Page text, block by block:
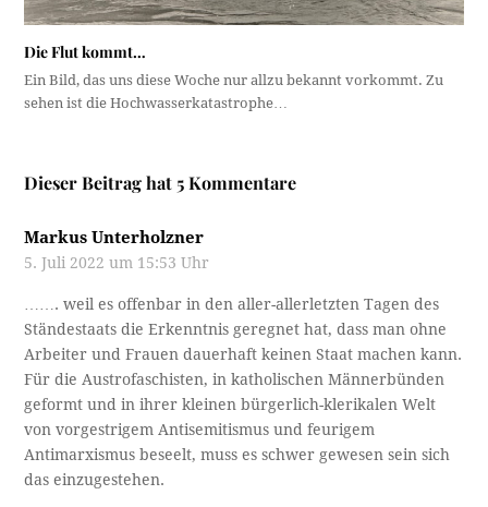
Die Flut kommt…
Ein Bild, das uns diese Woche nur allzu bekannt vorkommt. Zu
sehen ist die Hochwasserkatastrophe…
Dieser Beitrag hat 5 Kommentare
Markus Unterholzner
5. Juli 2022 um 15:53 Uhr
……. weil es offenbar in den aller-allerletzten Tagen des
Ständestaats die Erkenntnis geregnet hat, dass man ohne
Arbeiter und Frauen dauerhaft keinen Staat machen kann.
Für die Austrofaschisten, in katholischen Männerbünden
geformt und in ihrer kleinen bürgerlich-klerikalen Welt
von vorgestrigem Antisemitismus und feurigem
Antimarxismus beseelt, muss es schwer gewesen sein sich
das einzugestehen.